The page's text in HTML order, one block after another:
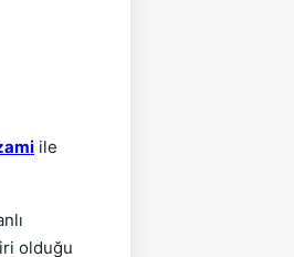
ile
olduğu